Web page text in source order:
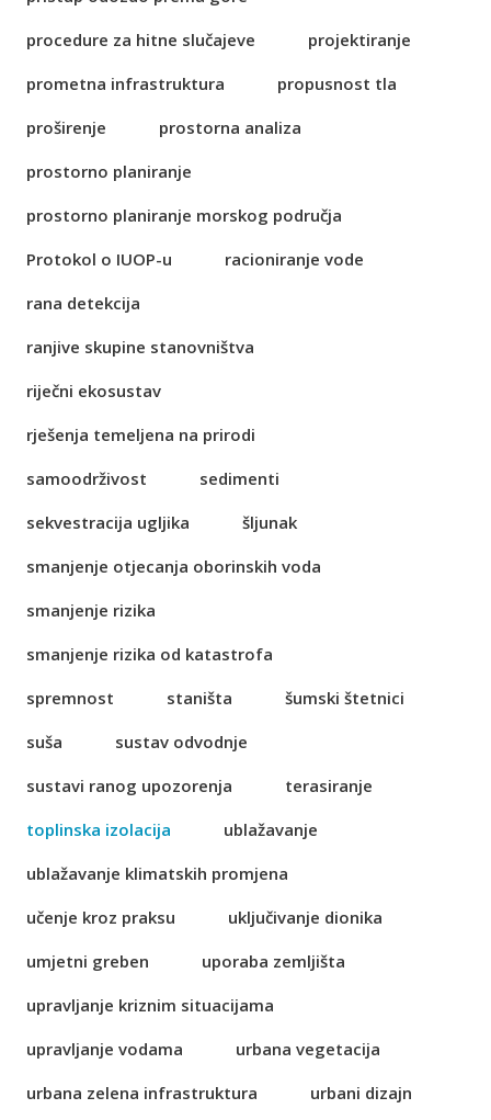
procedure za hitne slučajeve
projektiranje
prometna infrastruktura
propusnost tla
proširenje
prostorna analiza
prostorno planiranje
prostorno planiranje morskog područja
Protokol o IUOP-u
racioniranje vode
rana detekcija
ranjive skupine stanovništva
riječni ekosustav
rješenja temeljena na prirodi
samoodrživost
sedimenti
sekvestracija ugljika
šljunak
smanjenje otjecanja oborinskih voda
smanjenje rizika
smanjenje rizika od katastrofa
spremnost
staništa
šumski štetnici
suša
sustav odvodnje
sustavi ranog upozorenja
terasiranje
toplinska izolacija
ublažavanje
ublažavanje klimatskih promjena
učenje kroz praksu
uključivanje dionika
umjetni greben
uporaba zemljišta
upravljanje kriznim situacijama
upravljanje vodama
urbana vegetacija
urbana zelena infrastruktura
urbani dizajn